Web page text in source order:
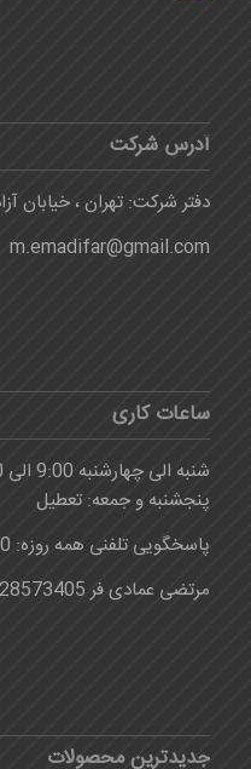
آدرس شرکت
دفتر شرکت: تهران ، خیابان
m.emadifar@gmail.com
ساعات کاری
شنبه الی چهارشنبه 9:00 الی 16:00
پنجشنبه و جمعه: تعطیل
پاسخگویی تلفنی همه روزه: 8:00-24:00
مرتضی عمادی فر 09128573405
جدیدترین محصولات